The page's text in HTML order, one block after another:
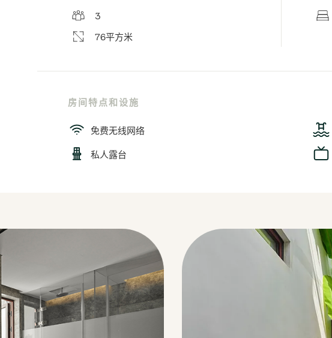
3
76平方米
房间特点和设施
免费无线网络
私人露台